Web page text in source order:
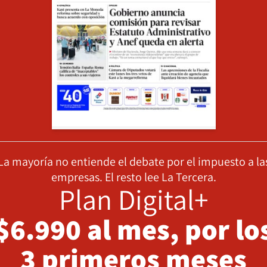
mayoría no entiende el debate por el impuesto a
empresas. El resto lee La Tercera.
Plan Digital+
al mes, por
3 primeros meses